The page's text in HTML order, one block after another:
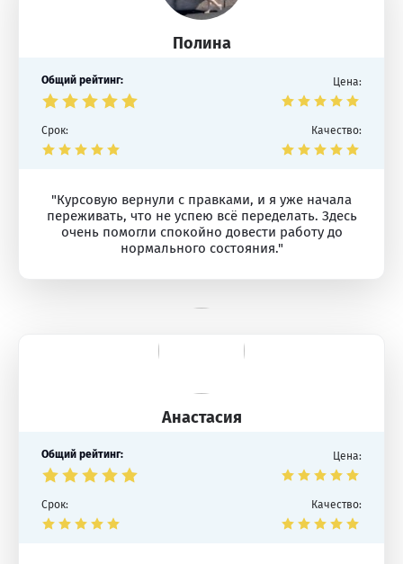
Полина
Общий рейтинг: Цена:
Срок: Качество:
"Курсовую вернули с правками, и я уже начала
переживать, что не успею всё переделать. Здесь
очень помогли спокойно довести работу до
нормального состояния."
Анастасия
Общий рейтинг: Цена:
Срок: Качество: